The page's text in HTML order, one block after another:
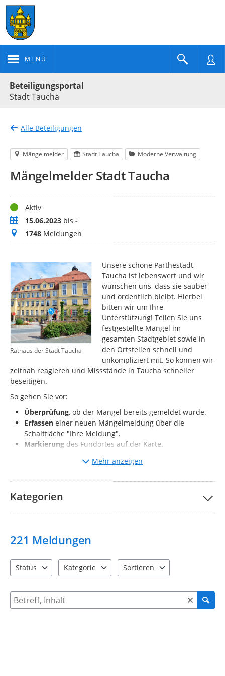
MENÜ
Beteiligungsportal
Stadt Taucha
Alle Beteiligungen
Mängelmelder Stadt Taucha Moderne Verwaltung
Mängelmelder Stadt Taucha
StatusAktiv
Zeitraum15.06.2023 bis -
Meldungen
1748 Meldungen
Rathaus der Stadt Taucha
Unsere schöne Parthestadt
Taucha ist lebenswert und wir
wünschen uns, dass sie sauber
und ordentlich bleibt. Hierbei
bitten wir um Ihre
Unterstützung! Teilen Sie uns
festgestellte Mängel im
gesamten Stadtgebiet sowie in
den Ortsteilen schnell und
unkompliziert mit. So können wir
zeitnah reagieren und Missstände in Taucha schneller
beseitigen.
So gehen Sie vor:
Überprüfung, ob der Mangel bereits gemeldet wurde.
Erfassen einer neuen Mängelmeldung über die
Schaltfläche "Ihre Meldung".
Markierung des Fundortes auf der Karte.
des Mangels und ggf. Hochladen von
Bitte nehmen Sie unsere Teilnahmebedingungen und
zur Kenntnis.
Mehr anzeigen
Kategorien
221 Meldungen
Status
Kategorie
Sortieren
Suche nach Meldungen und Kommentaren